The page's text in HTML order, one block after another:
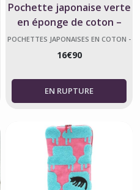
Pochette japonaise verte
en éponge de coton –
motif drink Atsuko
Matano
POCHETTES JAPONAISES EN COTON -
16€90